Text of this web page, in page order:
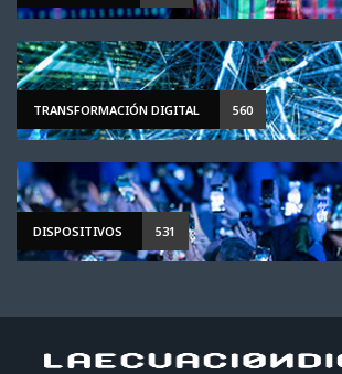
TRANSFORMACIÓN DIGITAL 560
DISPOSITIVOS 531